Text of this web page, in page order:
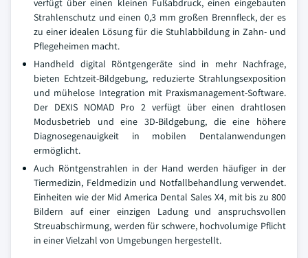
verfügt über einen kleinen Fußabdruck, einen eingebauten
Strahlenschutz und einen 0,3 mm großen Brennfleck, der es
zu einer idealen Lösung für die Stuhlabbildung in Zahn- und
Pflegeheimen macht.
Handheld digital Röntgengeräte sind in mehr Nachfrage,
bieten Echtzeit-Bildgebung, reduzierte Strahlungsexposition
und mühelose Integration mit Praxismanagement-Software.
Der DEXIS NOMAD Pro 2 verfügt über einen drahtlosen
Modusbetrieb und eine 3D-Bildgebung, die eine höhere
Diagnosegenauigkeit in mobilen Dentalanwendungen
ermöglicht.
Auch Röntgenstrahlen in der Hand werden häufiger in der
Tiermedizin, Feldmedizin und Notfallbehandlung verwendet.
Einheiten wie der Mid America Dental Sales X4, mit bis zu 800
Bildern auf einer einzigen Ladung und anspruchsvollen
Streuabschirmung, werden für schwere, hochvolumige Pflicht
in einer Vielzahl von Umgebungen hergestellt.